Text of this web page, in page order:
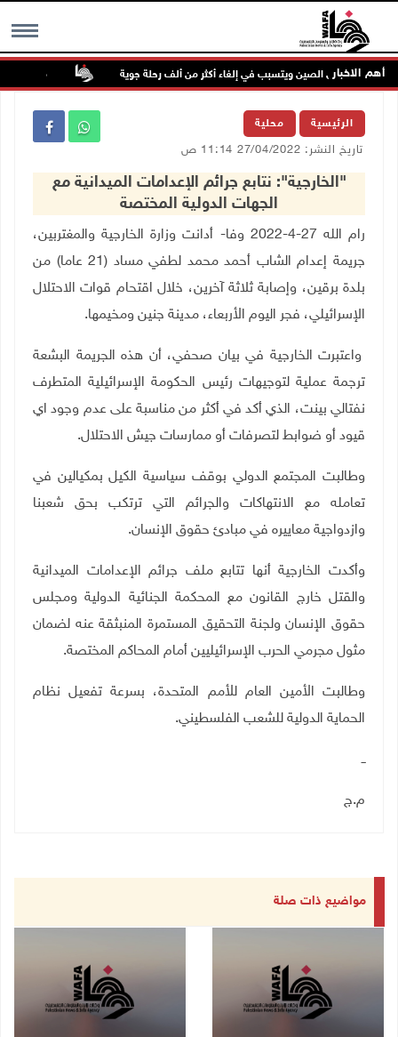
MENU أهم الاخبار
يضرب شرق الصين ويتسبب في إلغاء أكثر من ألف رحلة جوية مصابون
الرئيسية محلية
تاريخ النشر: 27/04/2022 11:14 ص
"الخارجية": نتابع جرائم الإعدامات الميدانية مع
الجهات الدولية المختصة
رام الله 27-4-2022 وفا- أدانت وزارة الخارجية والمغتربين،
جريمة إعدام الشاب أحمد محمد لطفي مساد (21 عاما) من
بلدة برقين، وإصابة ثلاثة آخرين، خلال اقتحام قوات الاحتلال
الإسرائيلي، فجر اليوم الأربعاء، مدينة جنين ومخيمها.
واعتبرت الخارجية في بيان صحفي، أن هذه الجريمة البشعة
ترجمة عملية لتوجيهات رئيس الحكومة الإسرائيلية المتطرف
نفتالي بينت، الذي أكد في أكثر من مناسبة على عدم وجود اي
قيود أو ضوابط لتصرفات أو ممارسات جيش الاحتلال.
وطالبت المجتمع الدولي بوقف سياسية الكيل بمكيالين في
تعامله مع الانتهاكات والجرائم التي ترتكب بحق شعبنا
وازدواجية معاييره في مبادئ حقوق الإنسان.
وأكدت الخارجية أنها تتابع ملف جرائم الإعدامات الميدانية
والقتل خارج القانون مع المحكمة الجنائية الدولية ومجلس
حقوق الإنسان ولجنة التحقيق المستمرة المنبثقة عنه لضمان
مثول مجرمي الحرب الإسرائيليين أمام المحاكم المختصة.
وطالبت الأمين العام للأمم المتحدة، بسرعة تفعيل نظام
الحماية الدولية للشعب الفلسطيني.
ــ
م.ج
مواضيع ذات صلة